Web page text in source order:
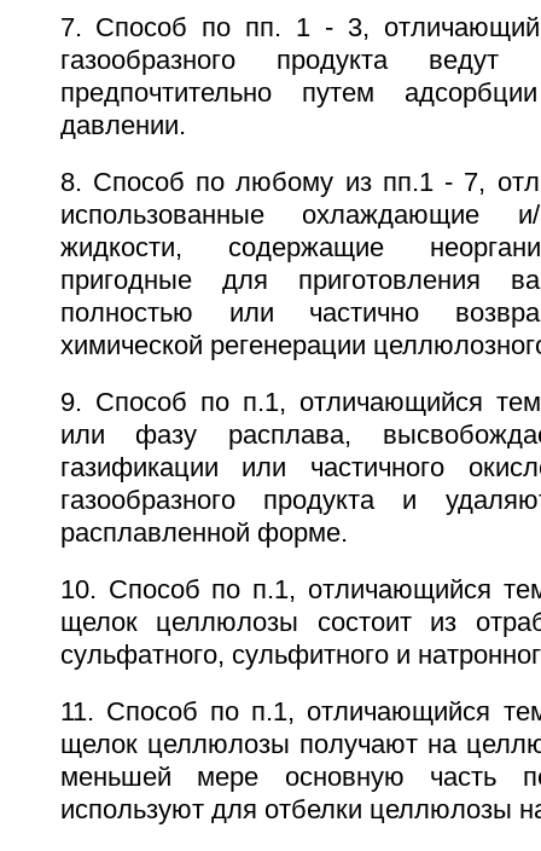
7. Способ по пп. 1 - 3,
газообразного продукта ведут
предпочтительно путем
давлении.
8. Способ по любому из пп.1 - 7,
использованные охлаждающие
жидкости, содержащие
пригодные для приготовления
полностью или частично
химической регенерации
9. Способ по п.1, отличающийся
или фазу расплава,
газификации или частичного
газообразного продукта и
расплавленной форме.
10. Способ по п.1, отличающийся
щелок целлюлозы состоит из
сульфатного, сульфитного и
11. Способ по п.1, отличающийся
щелок целлюлозы получают на
меньшей мере основную часть
используют для отбелки целлюлозы